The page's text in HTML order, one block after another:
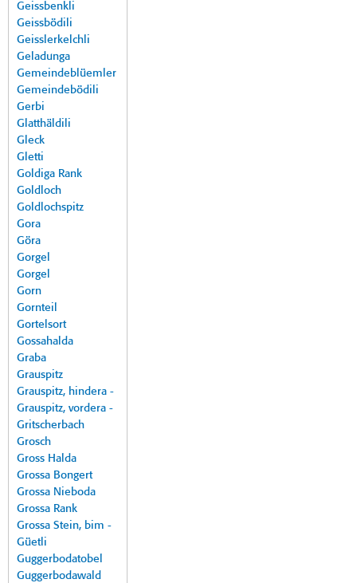
Geissbenkli
Geissbödili
Geisslerkelchli
Geladunga
Gemeindeblüemler
Gemeindebödili
Gerbi
Glatthäldili
Gleck
Gletti
Goldiga Rank
Goldloch
Goldlochspitz
Gora
Göra
Gorgel
Gorgel
Gorn
Gornteil
Gortelsort
Gossahalda
Graba
Grauspitz
Grauspitz, hindera -
Grauspitz, vordera -
Gritscherbach
Grosch
Gross Halda
Grossa Bongert
Grossa Nieboda
Grossa Rank
Grossa Stein, bim -
Güetli
Guggerbodatobel
Guggerbodawald